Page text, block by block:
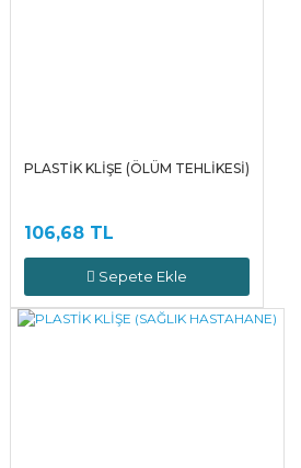
PLASTİK KLİŞE (ÖLÜM TEHLİKESİ)
106,68 TL
Sepete Ekle